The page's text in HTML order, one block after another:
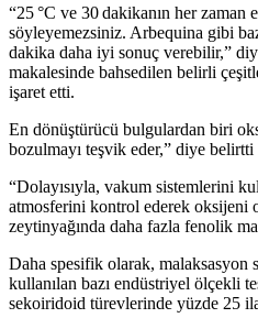
“25 °C ve 30 dakikanın her zaman
söyleyemezsiniz. Arbequina gibi
dakika daha iyi sonuç verebilir,”
makalesinde bahsedilen belirli
işaret etti.
En dönüştürücü bulgulardan biri
bozulmayı teşvik eder,” diye
“Dolayısıyla, vakum sistemlerini
atmosferini kontrol ederek oksijeni
zeytinyağında daha fazla fenolik
Daha spesifik olarak, malaksasyon
kullanılan bazı endüstriyel ölçekli
sekoiridoid türevlerinde yüzde 25